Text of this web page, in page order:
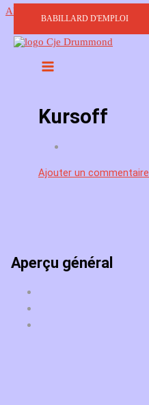
Aller au contenu
BABILLARD D'EMPLOI
Kursoff
Ajouter un commentaire
Aperçu général